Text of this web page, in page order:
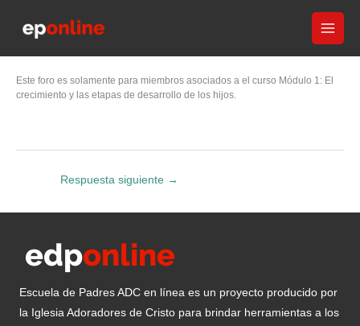
Este foro es solamente para miembros asociados a el curso Módulo 1: El
crecimiento y las etapas de desarrollo de los hijos.
Respuesta siguiente →
Escuela de Padres ADC en línea es un proyecto producido por
la Iglesia Adoradores de Cristo para brindar herramientas a los